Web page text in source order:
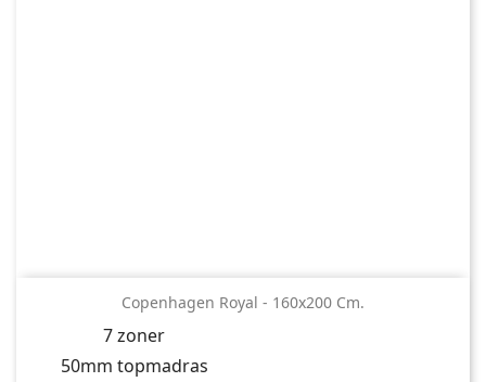
Copenhagen Royal - 160x200 Cm.
7 zoner
50mm topmadras